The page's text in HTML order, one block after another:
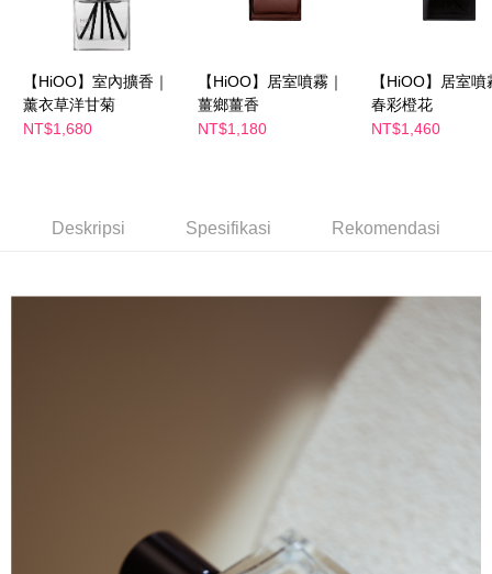
Tempoh pembayaran dikira dari masa kedai meminta pembayaran anda,
ditambah dengan bilangan hari yang boleh dilanjutkan oleh AFTEE. Anda
boleh melanjutkan tempoh pembayaran anda sebelum anda menerima
pesanan. Walau bagaimanapun, tiada jaminan bahawa anda boleh
menerima pesanan anda semasa tempoh pembayaran (cth.: produk
prapesanan atau produk yang mungkin mengambil masa yang lebih
1. Jumlah yang diperakui untuk pengguna kali pertama boleh sehingga
Perkhidmatan AFTEE Beli Sekarang Bayar Kemudian disediakan oleh NP
Taiwan, Inc. dan AFTEE akan membuat bil kepada pengguna. AFTEE
akan menggunakan data peribadi yang dikumpul (termasuk nama
Jumlah yang diperakui untuk pengguna kali pertama yang lulus
kelulusan boleh sehingga NT$10,000. Jika pengguna tidak membuat
pembayaran dalam tempoh tersebut, yuran pembayaran lewat sebanyak
NT$600 atau lebih
付款後萊爾富取貨
NT$100/pesanan | Penghantaran percuma untuk pesanan
NT$600 atau lebih
NT$100/pesanan | Penghantaran percuma untuk pesanan
【HiOO】室內擴香｜
薰衣草洋甘菊
NT$1,680
【HiOO】居室噴霧｜
薑鄉薑香
NT$1,180
【HiOO】居室噴
春彩橙花
NT$1,460
Deskripsi Spesifikasi Rekomendasi